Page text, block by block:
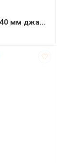
Фольга 440 мм джамбо 50 кг